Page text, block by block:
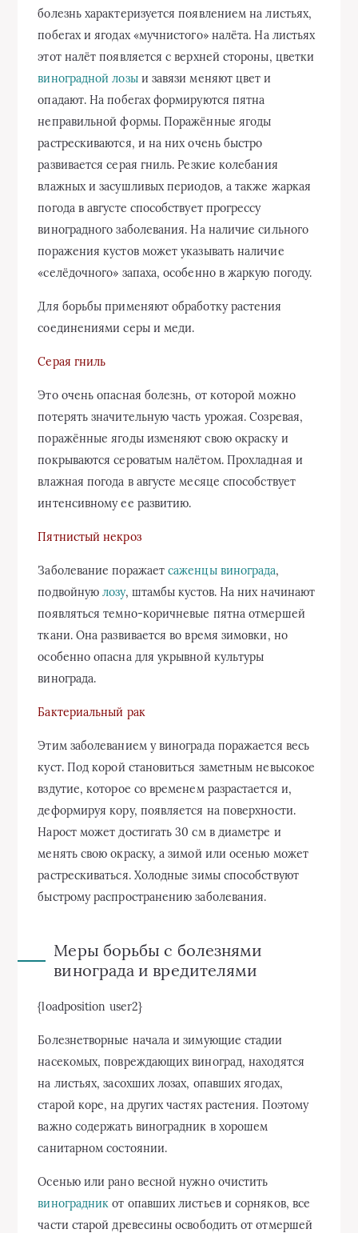
болезнь характеризуется появлением на листьях,
побегах и ягодах «мучнистого» налёта. На листьях
этот налёт появляется с верхней стороны, цветки
виноградной лозыи завязи меняют цвет и
опадают. На побегах формируются пятна
неправильной формы. Поражённые ягоды
растрескиваются, и на них очень быстро
развивается серая гниль. Резкие колебания
влажных и засушливых периодов, а также жаркая
погода в августе способствует прогрессу
виноградного заболевания. На наличие сильного
поражения кустов может указывать наличие
«селёдочного» запаха, особенно в жаркую погоду.
Для борьбы применяют обработку растения
соединениями серы и меди.
Серая гниль
Это очень опасная болезнь, от которой можно
потерять значительную часть урожая. Созревая,
поражённые ягоды изменяют свою окраску и
покрываются сероватым налётом. Прохладная и
влажная погода в августе месяце способствует
интенсивному ее развитию.
Пятнистый некроз
Заболевание поражаетсаженцы винограда,
подвойнуюлозу, штамбы кустов. На них начинают
появляться темно-коричневые пятна отмершей
ткани. Она развивается во время зимовки, но
особенно опасна для укрывной культуры
винограда.
Бактериальный рак
Этим заболеванием у винограда поражается весь
куст. Под корой становиться заметным невысокое
вздутие, которое со временем разрастается и,
деформируя кору, появляется на поверхности.
Нарост может достигать 30 см в диаметре и
менять свою окраску, а зимой или осенью может
растрескиваться. Холодные зимы способствуют
быстрому распространению заболевания.
Меры борьбы с болезнями
винограда и вредителями
{loadposition user2}
Болезнетворные начала и зимующие стадии
насекомых, повреждающих виноград, находятся
на листьях, засохших лозах, опавших ягодах,
старой коре, на других частях растения. Поэтому
важно содержать виноградник в хорошем
санитарном состоянии.
Осенью или рано весной нужно очистить
виноградник от опавших листьев и сорняков, все
части старой древесины освободить от отмершей